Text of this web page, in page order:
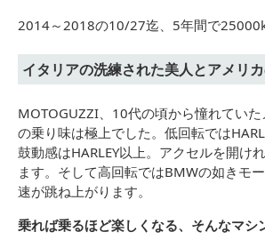
2014～2018の10/27迄、5年間で
イタリアの洗練された美人とアメリ
MOTOGUZZI、10代の頃から憧れてい
の乗り味は極上でした。低回転では
鼓動感はHARLEY以上。アクセルを開け
ます。そして高回転ではBMWの如きモ
速が跳ね上がります。
乗れば乗るほど楽しくなる、そんなマシ